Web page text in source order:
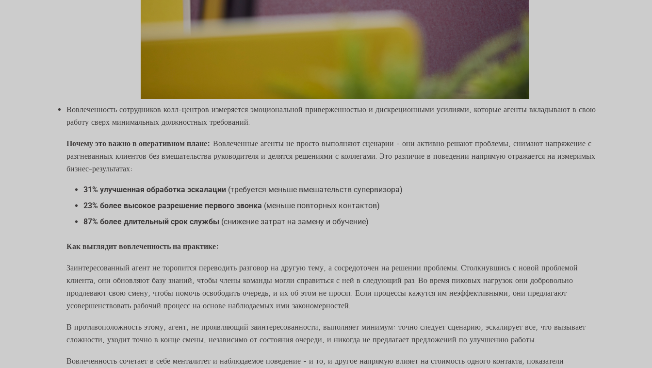
Вовлеченность сотрудников колл-центров измеряется эмоциональной приверженностью и дискреционными усилиями, которые агенты вкладывают в свою
работу сверх минимальных должностных требований.
Почему это важно в оперативном плане: Вовлеченные агенты не просто выполняют сценарии - они активно решают проблемы, снимают напряжение с
разгневанных клиентов без вмешательства руководителя и делятся решениями с коллегами. Это различие в поведении напрямую отражается на измеримых
бизнес-результатах:
31% улучшенная обработка эскалации (требуется меньше вмешательств супервизора)
23% более высокое разрешение первого звонка (меньше повторных контактов)
87% более длительный срок службы (снижение затрат на замену и обучение)
Как выглядит вовлеченность на практике:
Заинтересованный агент не торопится переводить разговор на другую тему, а сосредоточен на решении проблемы. Столкнувшись с новой проблемой
клиента, они обновляют базу знаний, чтобы члены команды могли справиться с ней в следующий раз. Во время пиковых нагрузок они добровольно
продлевают свою смену, чтобы помочь освободить очередь, и их об этом не просят. Если процессы кажутся им неэффективными, они предлагают
усовершенствовать рабочий процесс на основе наблюдаемых ими закономерностей.
В противоположность этому, агент, не проявляющий заинтересованности, выполняет минимум: точно следует сценарию, эскалирует все, что вызывает
сложности, уходит точно в конце смены, независимо от состояния очереди, и никогда не предлагает предложений по улучшению работы.
Вовлеченность сочетает в себе менталитет и наблюдаемое поведение - и то, и другое напрямую влияет на стоимость одного контакта, показатели